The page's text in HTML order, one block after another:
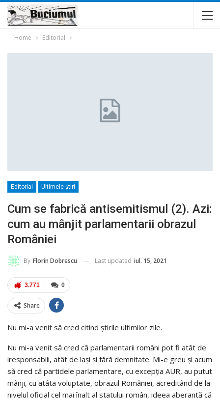
Home Editorial
Editorial Ultimele ştiri
Cum se fabrică antisemitismul (2). Azi:
cum au mânjit parlamentarii obrazul
României
By Florin Dobrescu Last updated iul. 15, 2021
0
3.771
Share
Nu mi-a venit să cred citind știrile ultimilor zile.
Nu mi-a venit să cred că parlamentarii români pot fi atât de
iresponsabili, atât de lași și fără demnitate. Mi-e greu și acum
să cred că partidele parlamentare, cu excepția AUR, au putut
mânji, cu atâta voluptate, obrazul României, acreditând de la
nivelul oficial cel mai înalt al statului român, ideea aberantă că